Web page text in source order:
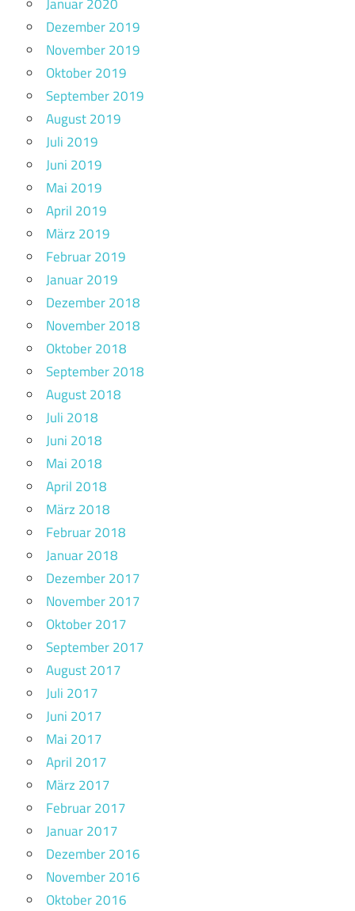
Dezember 2019
November 2019
Oktober 2019
September 2019
August 2019
Juli 2019
Juni 2019
Mai 2019
April 2019
März 2019
Februar 2019
Januar 2019
Dezember 2018
November 2018
Oktober 2018
September 2018
August 2018
Juli 2018
Juni 2018
Mai 2018
April 2018
März 2018
Februar 2018
Januar 2018
Dezember 2017
November 2017
Oktober 2017
September 2017
August 2017
Juli 2017
Juni 2017
Mai 2017
April 2017
März 2017
Februar 2017
Januar 2017
Dezember 2016
November 2016
Oktober 2016